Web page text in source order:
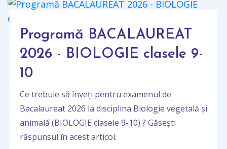
Programă BACALAUREAT
2026 - BIOLOGIE clasele 9-
10
Ce trebuie să înveți pentru examenul de
Bacalaureat 2026 la disciplina Biologie vegetală și
animală (BIOLOGIE clasele 9-10) ? Găsești
răspunsul în acest articol.